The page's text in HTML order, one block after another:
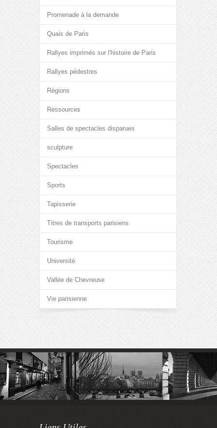
Promenade à la demande
Quais de Paris
Rallyes imprimés sur l'histoire de Paris
Rallyes pédestres
Régions
Ressources
Salles de spectacles disparues
sculpture
Spectacles
Sports
Tapisserie
Titres de transports parisiens
Tourisme
Université
Vallée de Chevreuse
Vie parisienne